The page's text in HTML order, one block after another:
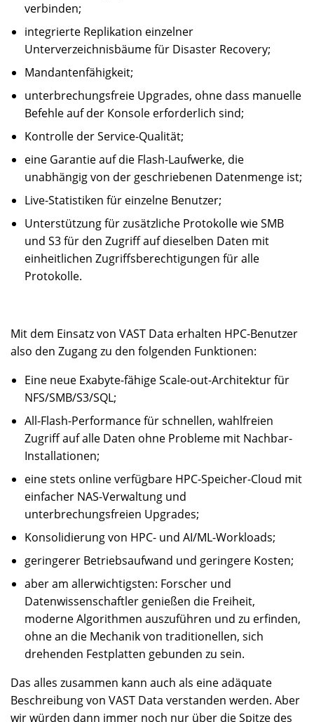
verbinden;
integrierte Replikation einzelner
Unterverzeichnisbäume für Disaster Recovery;
Mandantenfähigkeit;
unterbrechungsfreie Upgrades, ohne dass manuelle
Befehle auf der Konsole erforderlich sind;
Kontrolle der Service-Qualität;
eine Garantie auf die Flash-Laufwerke, die
unabhängig von der geschriebenen Datenmenge ist;
Live-Statistiken für einzelne Benutzer;
Unterstützung für zusätzliche Protokolle wie SMB
und S3 für den Zugriff auf dieselben Daten mit
einheitlichen Zugriffsberechtigungen für alle
Protokolle.
Mit dem Einsatz von VAST Data erhalten HPC-Benutzer
also den Zugang zu den folgenden Funktionen:
Eine neue Exabyte-fähige Scale-out-Architektur für
NFS/SMB/S3/SQL;
All-Flash-Performance für schnellen, wahlfreien
Zugriff auf alle Daten ohne Probleme mit Nachbar-
Installationen;
eine stets online verfügbare HPC-Speicher-Cloud mit
einfacher NAS-Verwaltung und
unterbrechungsfreien Upgrades;
Konsolidierung von HPC- und AI/ML-Workloads;
geringerer Betriebsaufwand und geringere Kosten;
aber am allerwichtigsten: Forscher und
Datenwissenschaftler genießen die Freiheit,
moderne Algorithmen auszuführen und zu erfinden,
ohne an die Mechanik von traditionellen, sich
drehenden Festplatten gebunden zu sein.
Das alles zusammen kann auch als eine adäquate
Beschreibung von VAST Data verstanden werden. Aber
wir würden dann immer noch nur über die Spitze des